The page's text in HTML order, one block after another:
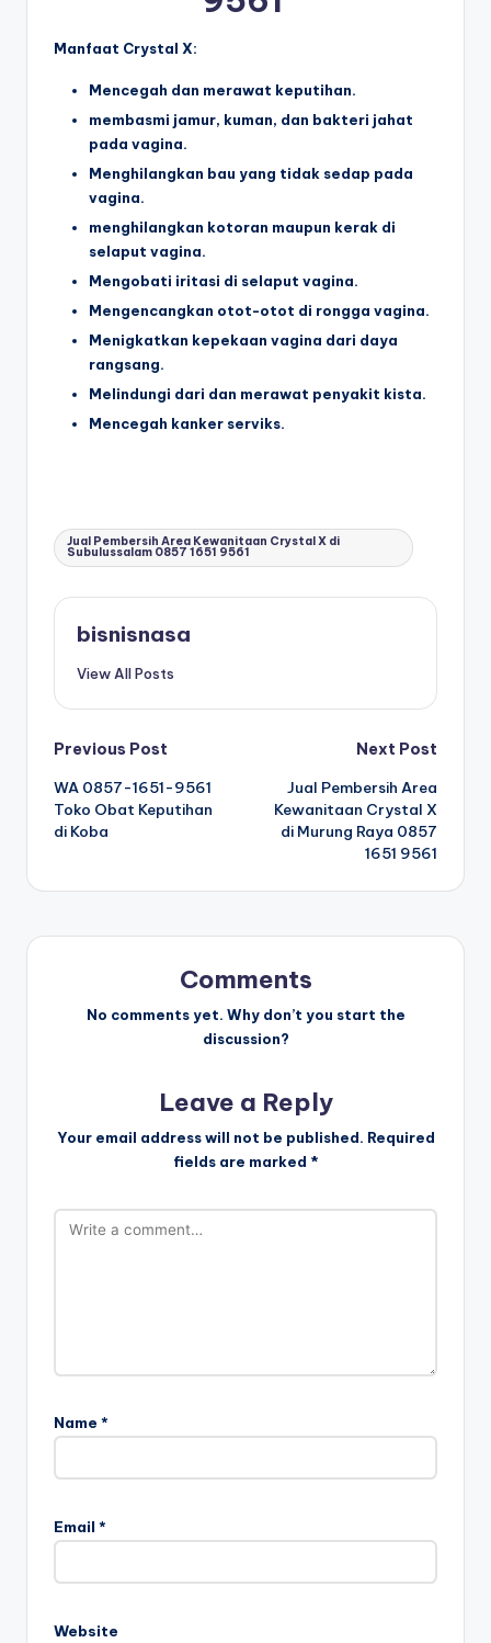
Manfaat Crystal X:
Mencegah dan merawat keputihan.
membasmi jamur, kuman, dan bakteri jahat
pada vagina.
Menghilangkan bau yang tidak sedap pada
vagina.
menghilangkan kotoran maupun kerak di
selaput vagina.
Mengobati iritasi di selaput vagina.
Mengencangkan otot-otot di rongga vagina.
Menigkatkan kepekaan vagina dari daya
rangsang.
Melindungi dari dan merawat penyakit kista.
Mencegah kanker serviks.
Tags:
Jual Pembersih Area Kewanitaan Crystal X di
Subulussalam 0857 1651 9561
bisnisnasa
View All Posts
P
o
s
t
n
a
Previous Post
WA 0857-1651-9561
Toko Obat Keputihan
di Koba
Next Post
Jual Pembersih Area
Kewanitaan Crystal X
di Murung Raya 0857
1651 9561
Comments
No comments yet. Why don’t you start the
discussion?
Leave a Reply
Your email address will not be published. Required
fields are marked *
Name *
Email *
Website